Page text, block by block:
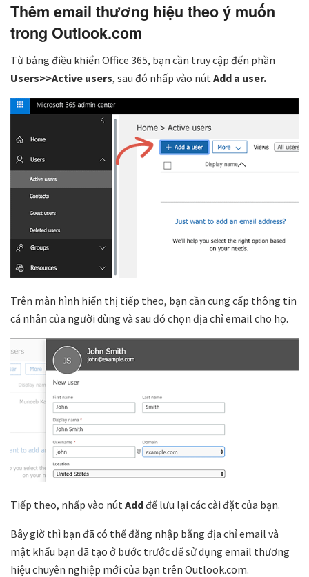
Thêm email thương hiệu theo ý muốn
trong Outlook.com
Từ bảng điều khiển Office 365, bạn cần truy cập đến phần
Users>>Active users, sau đó nhấp vào nút Add a user.
Trên màn hình hiển thị tiếp theo, bạn cần cung cấp thông tin
cá nhân của người dùng và sau đó chọn địa chỉ email cho họ.
Tiếp theo, nhấp vào nút Addđể lưu lại các cài đặt của bạn.
Bây giờ thì bạn đã có thể đăng nhập bằng địa chỉ email và
mật khẩu bạn đã tạo ở bước trước để sử dụng email thương
hiệu chuyên nghiệp mới của bạn trên Outlook.com.